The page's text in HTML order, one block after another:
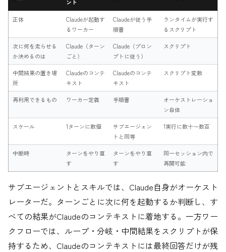
ント
正体
Claudeが起動す
るワーカー
Claudeが従う手
順書
ランタイムが実行す
るスクリプト
次に何を走らせる
か決めるのは
Claude（ターン
ごと）
Claude（プロン
プトに従う）
スクリプト
中間結果の置き場
所
Claudeのコンテ
キスト
Claudeのコンテ
キスト
スクリプト変数
再利用できるもの ワーカー定義 手順書
オーケストレーショ
ン自体
スケール 1ターンに数個
サブエージェン
トと同等
1実行に数十〜数百
中断時
ターンをやり直
す
ターンをやり直
す
同一セッション内で
再開可能
サブエージェントとスキルでは、Claude自身がオーケスト
レーターだ。ターンごとに次に何を起動するか判断し、す
べての結果がClaudeのコンテキストに着地する。一方ワー
クフローでは、ループ・分岐・中間結果をスクリプトが保
持するため、Claudeのコンテキストには最終回答だけが残